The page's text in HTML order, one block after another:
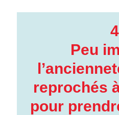
4
Peu
reprochés
pour